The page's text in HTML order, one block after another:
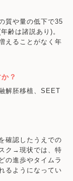
質や量の低下で35
齢は諸説あり)。
えることがなく年
？
解胚移植、SEET
確認したうえでの
ク→現状では、特
の進歩やタイムラ
るようになってい